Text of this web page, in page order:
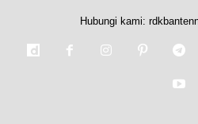
Hubungi kami: